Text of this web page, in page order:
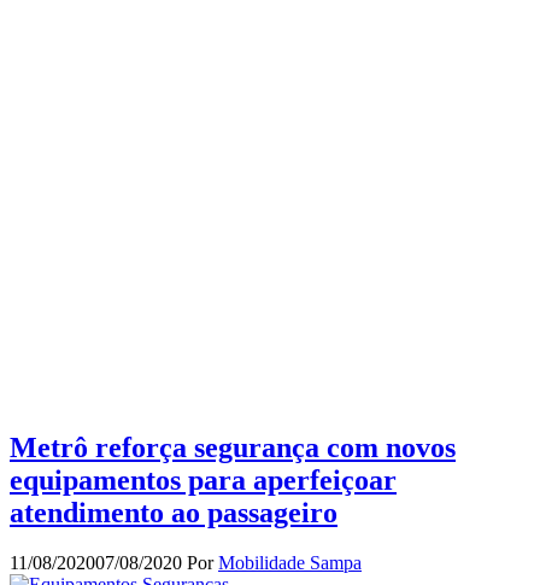
Metrô reforça segurança com novos
equipamentos para aperfeiçoar
atendimento ao passageiro
11/08/202007/08/2020 PorMobilidade Sampa